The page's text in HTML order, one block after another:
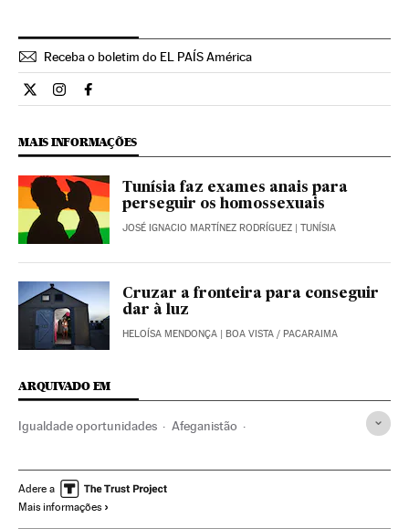
Receba o boletim do EL PAÍS América
Internacional El País Brasil en Twitter
Internacional El País Brasil en Instagram
Internacional El País Brasil en Facebook
MAIS INFORMAÇÕES
Tunísia faz exames anais para
perseguir os homossexuais
JOSÉ IGNACIO MARTÍNEZ RODRÍGUEZ | TUNÍSIA
Cruzar a fronteira para conseguir
dar à luz
HELOÍSA MENDONÇA | BOA VISTA / PACARAIMA
ARQUIVADO EM
Igualdade oportunidades Afeganistão
Relações gênero Mulheres
Oriente médio
Adere a
Mais informações